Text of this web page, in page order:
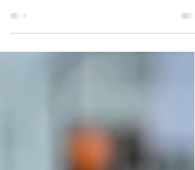
velger man det laget man velger? Tja, jeg har